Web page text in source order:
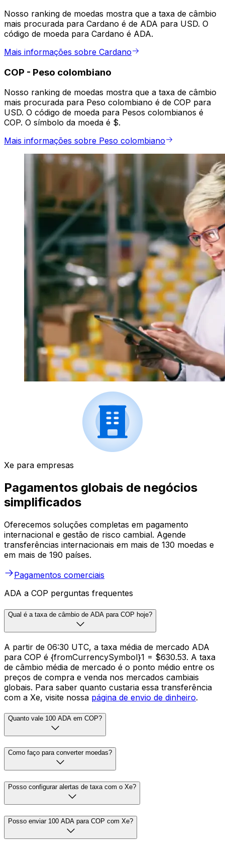
Nosso ranking de moedas mostra que a taxa de câmbio
mais procurada para Cardano é de ADA para USD. O
código de moeda para Cardano é ADA.
Mais informações sobre Cardano
COP - Peso colombiano
Nosso ranking de moedas mostra que a taxa de câmbio
mais procurada para Peso colombiano é de COP para
USD. O código de moeda para Pesos colombianos é
COP. O símbolo da moeda é $.
Mais informações sobre Peso colombiano
Xe para empresas
Pagamentos globais de negócios
simplificados
Oferecemos soluções completas em pagamento
internacional e gestão de risco cambial. Agende
transferências internacionais em mais de 130 moedas e
em mais de 190 países.
Pagamentos comerciais
ADA a COP perguntas frequentes
Qual é a taxa de câmbio de ADA para COP hoje?
A partir de 06:30 UTC, a taxa média de mercado ADA
para COP é {fromCurrencySymbol}1 = $630.53. A taxa
de câmbio média de mercado é o ponto médio entre os
preços de compra e venda nos mercados cambiais
globais. Para saber quanto custaria essa transferência
com a Xe, visite nossa página de envio de dinheiro.
Quanto vale 100 ADA em COP?
Como faço para converter moedas?
Posso configurar alertas de taxa com o Xe?
Posso enviar 100 ADA para COP com Xe?